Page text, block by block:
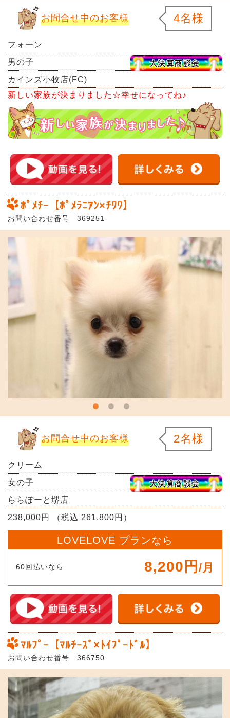
お問合せ中のお客様 4名様
フォーン
男の子
カインズ小牧店(FC)
新しい家族が決まりました☆幸せになってね♪
ﾎﾟﾒﾁｰ【ﾎﾟﾒﾗﾆｱﾝ×ﾁﾜﾜ】
お問い合わせ番号 369251
お問合せ中のお客様 2名様
クリーム
女の子
ららぽーと堺店
238,000円 （税込 261,800円）
LOVELOVE プランなら
60回払いなら 8,200円 /月
ﾏﾙﾌﾟｰ【ﾏﾙﾁｰｽﾞ×ﾄｲﾌﾟｰﾄﾞﾙ】
お問い合わせ番号 366750